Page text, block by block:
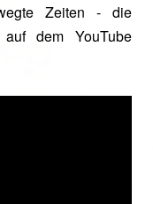
Zeiten - die
dem YouTube